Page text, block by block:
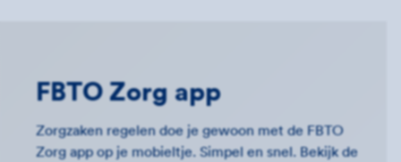
FBTO Zorg app
Zorgzaken regelen doe je gewoon met de FBTO
Zorg app op je mobieltje. Simpel en snel. Bekijk de